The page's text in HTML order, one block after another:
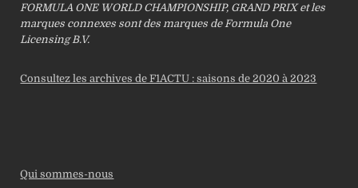
FORMULA ONE WORLD CHAMPIONSHIP, GRAND PRIX et les
marques connexes sont des marques de Formula One
Licensing B.V.
Consultez les archives de F1ACTU : saisons de 2020 à 2023
Qui sommes-nous